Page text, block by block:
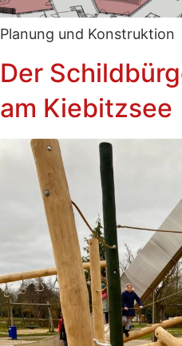
Planung und Konstruktion
Der
am Kiebitzsee